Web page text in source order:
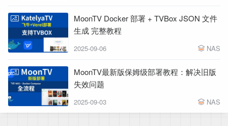
MoonTV Docker 部署 + TVBox JSON 文件
生成 完整教程
2025-09-06 NAS
MoonTV最新版保姆级部署教程：解决旧版
失效问题
2025-09-03 NAS